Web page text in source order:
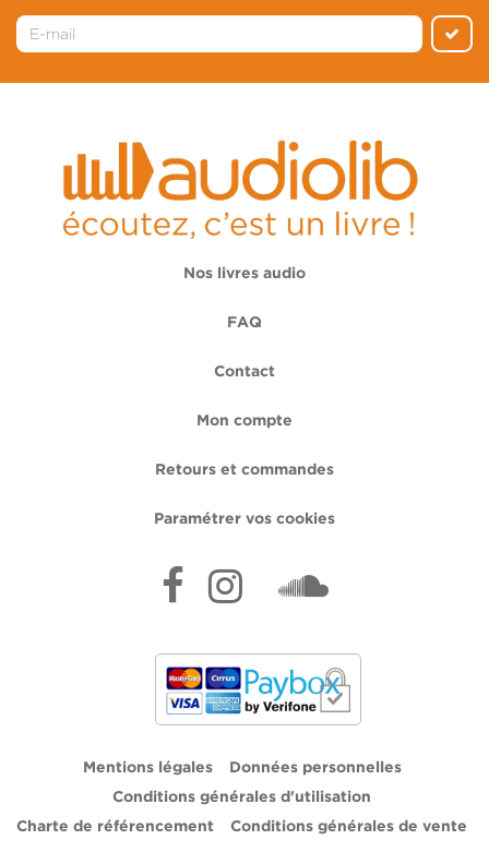
Nos livres audio
FAQ
Contact
Mon compte
Retours et commandes
Paramétrer vos cookies
Mentions légales Données personnelles
Conditions générales d'utilisation
Charte de référencement Conditions générales de vente